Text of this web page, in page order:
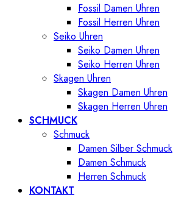
Fossil Damen Uhren
Fossil Herren Uhren
Seiko Uhren
Seiko Damen Uhren
Seiko Herren Uhren
Skagen Uhren
Skagen Damen Uhren
Skagen Herren Uhren
SCHMUCK
Schmuck
Damen Silber Schmuck
Damen Schmuck
Herren Schmuck
KONTAKT